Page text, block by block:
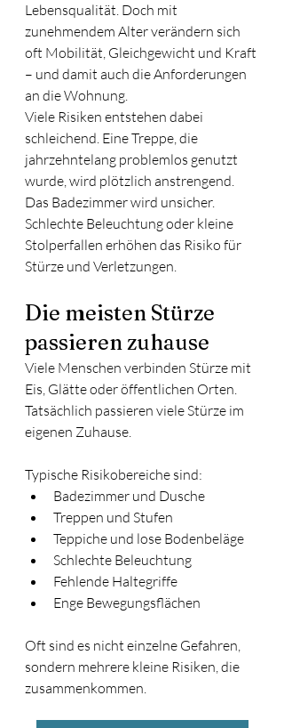
Lebensqualität. Doch mit
zunehmendem Alter verändern sich
oft Mobilität, Gleichgewicht und Kraft
– und damit auch die Anforderungen
an die Wohnung.
Viele Risiken entstehen dabei
schleichend. Eine Treppe, die
jahrzehntelang problemlos genutzt
wurde, wird plötzlich anstrengend.
Das Badezimmer wird unsicher.
Schlechte Beleuchtung oder kleine
Stolperfallen erhöhen das Risiko für
Stürze und Verletzungen.
Die meisten Stürze
passieren zuhause
Viele Menschen verbinden Stürze mit
Eis, Glätte oder öffentlichen Orten.
Tatsächlich passieren viele Stürze im
eigenen Zuhause.
Typische Risikobereiche sind:
Badezimmer und Dusche
Treppen und Stufen
Teppiche und lose Bodenbeläge
Schlechte Beleuchtung
Fehlende Haltegriffe
Enge Bewegungsflächen
Oft sind es nicht einzelne Gefahren,
sondern mehrere kleine Risiken, die
zusammenkommen.